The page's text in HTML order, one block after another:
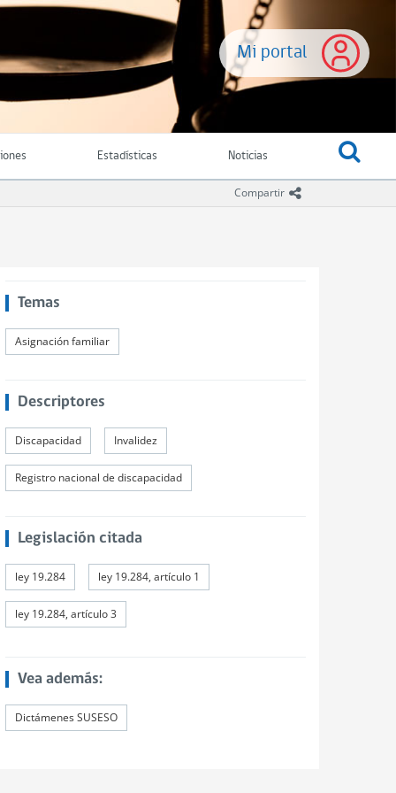
Mi portal
Estadísticas Noticias
Compartir icono compartir
Temas
Asignación familiar
Descriptores
Discapacidad Invalidez
Registro nacional de discapacidad
Legislación citada
ley 19.284 ley 19.284, artículo 1
ley 19.284, artículo 3
Vea además:
Dictámenes SUSESO